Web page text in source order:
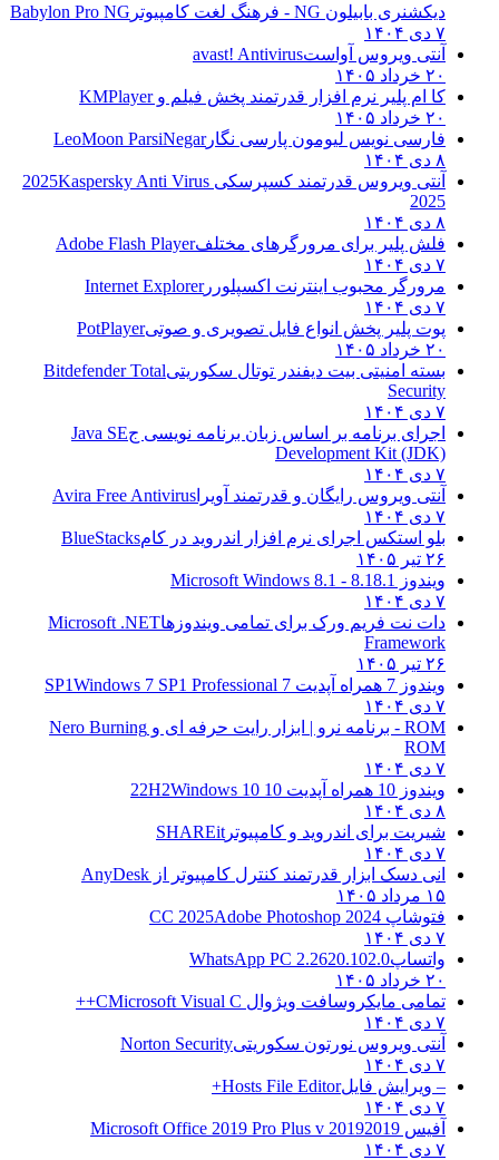
دیکشنری بابیلون NG - فرهنگ لغت کامپیوتر
Babylon Pro NG
۷ دی ۱۴۰۴
آنتی ویروس آواستavast! Antivirus
۲۰ خرداد ۱۴۰۵
کا ام پلیر نرم افزار قدرتمند پخش فیلم وKMPlayer
۲۰ خرداد ۱۴۰۵
فارسی نویس لیومون پارسی نگارLeoMoon ParsiNegar
۸ دی ۱۴۰۴
آنتی ویروس قدرتمند کسپرسکی 2025 Kaspersky Anti Virus
2025
۸ دی ۱۴۰۴
فلش پلیر برای مرورگرهای مختلفAdobe Flash Player
۷ دی ۱۴۰۴
مرورگر محبوب اینترنت اکسپلوررInternet Explorer
۷ دی ۱۴۰۴
پوت پلیر پخش انواع فایل تصویری و صوتیPotPlayer
۲۰ خرداد ۱۴۰۵
بسته امنیتی بیت دیفندر توتال سکوریتیBitdefender Total
Security
۷ دی ۱۴۰۴
اجرای برنامه بر اساس زبان برنامه نویسی جJava SE
Development Kit (JDK)
۷ دی ۱۴۰۴
آنتی ویروس رایگان و قدرتمند آویرا Avira Free Antivirus
۷ دی ۱۴۰۴
بلو استکس اجرای نرم افزار اندروید در کامBlueStacks
۲۶ تیر ۱۴۰۵
ویندوز 8.1
8.1 - Microsoft Windows 8.1
۷ دی ۱۴۰۴
دات نت فریم ورک برای تمامی ویندوزهاMicrosoft .NET
Framework
۲۶ تیر ۱۴۰۵
ویندوز 7 همراه آپدیت 7 SP1
Windows 7 SP1 Professional
۷ دی ۱۴۰۴
ROM - برنامه نرو | ابزار رایت حرفه ای و
Nero Burning
ROM
۷ دی ۱۴۰۴
ویندوز 10 همراه آپدیت 10 22H2
Windows 10
۸ دی ۱۴۰۴
شیریت برای اندروید و کامپیوتر SHAREit
۷ دی ۱۴۰۴
انی دسک ابزار قدرتمند کنترل کامپیوتر از AnyDesk
۱۵ مرداد ۱۴۰۵
فتوشاپ CC 2025 Adobe Photoshop 2024
۷ دی ۱۴۰۴
واتساپWhatsApp PC 2.2620.102.0
۲۰ خرداد ۱۴۰۵
تمامی مایکروسافت ویژوال C Microsoft Visual C++
۷ دی ۱۴۰۴
آنتی ویروس نورتون سکوریتیNorton Security
۷ دی ۱۴۰۴
– ویرایش فایلHosts File Editor+
۷ دی ۱۴۰۴
آفیس 2019 2019 Microsoft Office 2019 Pro Plus v
۷ دی ۱۴۰۴